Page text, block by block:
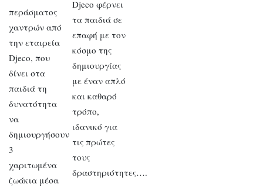
περάσματος
χαντρών από
την εταιρεία
Djeco, που
δίνει στα
παιδιά τη
δυνατότητα
να
δημιουργήσουν
3
χαριτωμένα
ζωάκια μέσα
Djeco φέρνει
τα παιδιά σε
επαφή με τον
κόσμο της
δημιουργίας
με έναν απλό
και καθαρό
τρόπο,
ιδανικό για
τις πρώτες
τους
δραστηριότητες….